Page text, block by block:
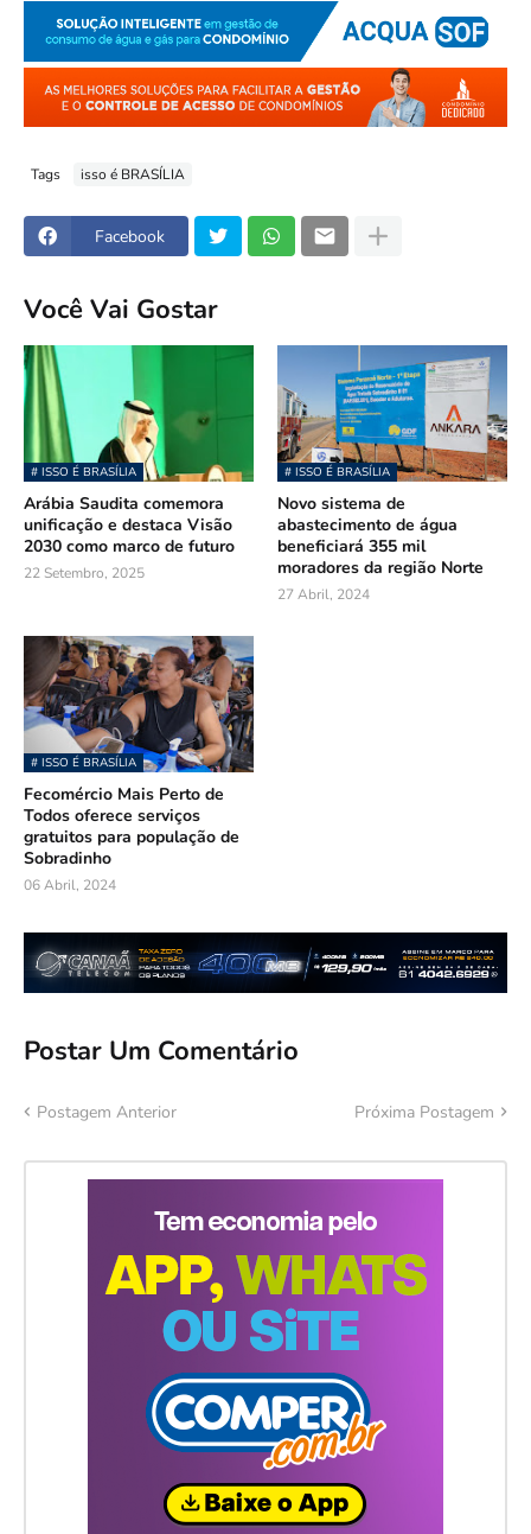
Tags isso é BRASÍLIA
Facebook
Você Vai Gostar
# ISSO É BRASÍLIA
Arábia Saudita comemora
unificação e destaca Visão
2030 como marco de futuro
22 Setembro, 2025
# ISSO É BRASÍLIA
Novo sistema de
abastecimento de água
beneficiará 355 mil
moradores da região Norte
27 Abril, 2024
# ISSO É BRASÍLIA
Fecomércio Mais Perto de
Todos oferece serviços
gratuitos para população de
Sobradinho
06 Abril, 2024
Postar Um Comentário
Postagem Anterior Próxima Postagem